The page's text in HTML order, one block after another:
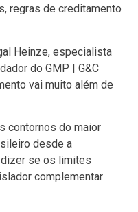
regras de creditamento
Heinze, especialista
do GMP | G&C
vai muito além de
contornos do maior
desde a
dizer se os limites
complementar